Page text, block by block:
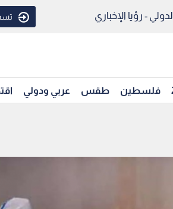
- رؤيا الإخباري
فلسطين طقس عربي ودولي